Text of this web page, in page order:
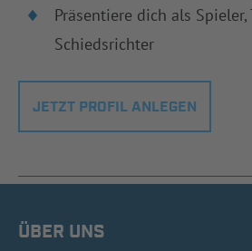
Präsentiere dich als
Schiedsrichter
JETZT PROFIL ANLEGEN
ÜBER UNS